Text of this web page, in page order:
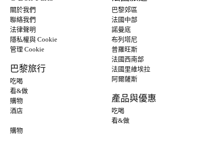
關於我們
聯絡我們
法律聲明
隱私權與 Cookie
管理 Cookie
巴黎旅行
吃喝
看&做
購物
酒店
巴黎郊區
法國中部
諾曼底
布列塔尼
普羅旺斯
法國西南部
法國里維埃拉
阿爾薩斯
產品與優惠
吃喝
看&做
購物